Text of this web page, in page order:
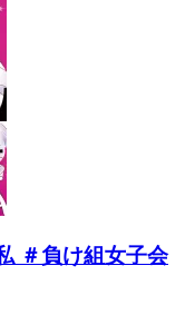
＃負け組女子会